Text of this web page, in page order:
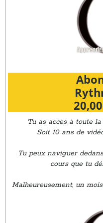
Tu as accès à toute
Soit 10 ans de
Tu peux naviguer
cours que tu
Malheureusement, un